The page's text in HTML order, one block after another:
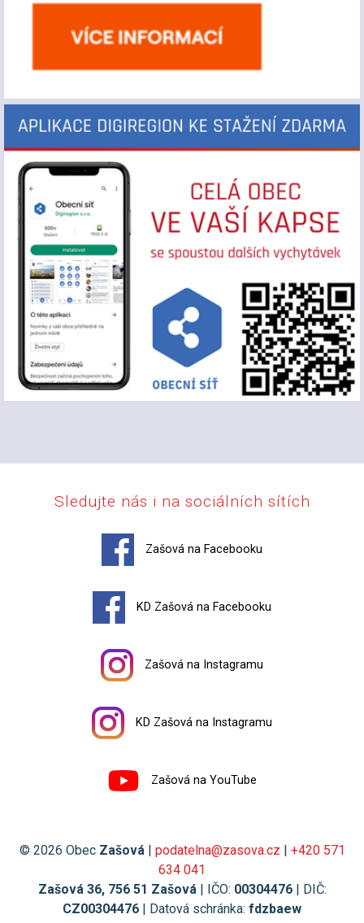
Sledujte nás i na sociálních sítích
Zašová na Facebooku
KD Zašová na Facebooku
Zašová na Instagramu
KD Zašová na Instagramu
Zašová na YouTube
© 2026 Obec Zašová | podatelna@zasova.cz | +420 571
634 041
Zašová 36, 756 51 Zašová | IČO: 00304476| DIČ:
CZ00304476 | Datová schránka: fdzbaew